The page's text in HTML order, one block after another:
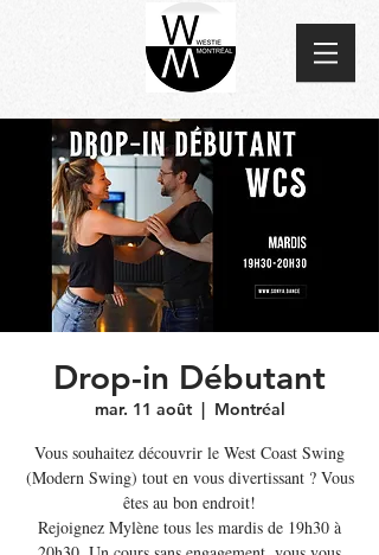
Drop-in Débutant
mar. 11 août
  |
Montréal
Vous souhaitez découvrir le West Coast Swing
(Modern Swing) tout en vous divertissant ? Vous
êtes au bon endroit!
Rejoignez Mylène tous les mardis de 19h30 à